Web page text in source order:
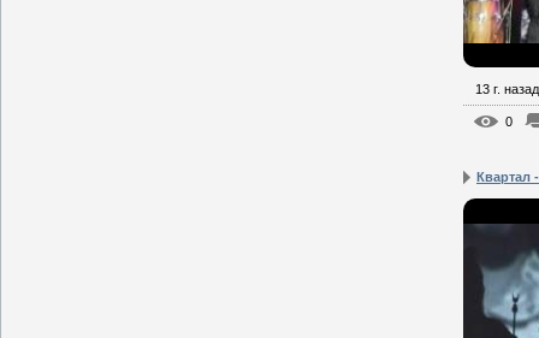
13 г. назад
0
Квартал